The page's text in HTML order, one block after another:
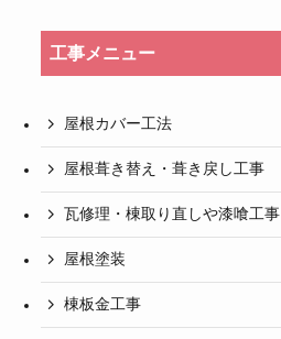
工事メニュー
屋根カバー工法
屋根葺き替え・葺き戻し工事
瓦修理・棟取り直しや漆喰工事
屋根塗装
棟板金工事